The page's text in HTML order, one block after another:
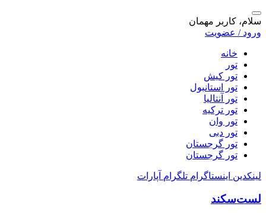
سلام، کاربر مهمان
ورود / عضویت
خانه
تور
تور کیش
تور استانبول
تور آنتالیا
تور ترکیه
تور وان
تور دبی
تور گرجستان
تور گرجستان
لینکدین اینستاگرام تلگرام آپارات
لست‌سکند